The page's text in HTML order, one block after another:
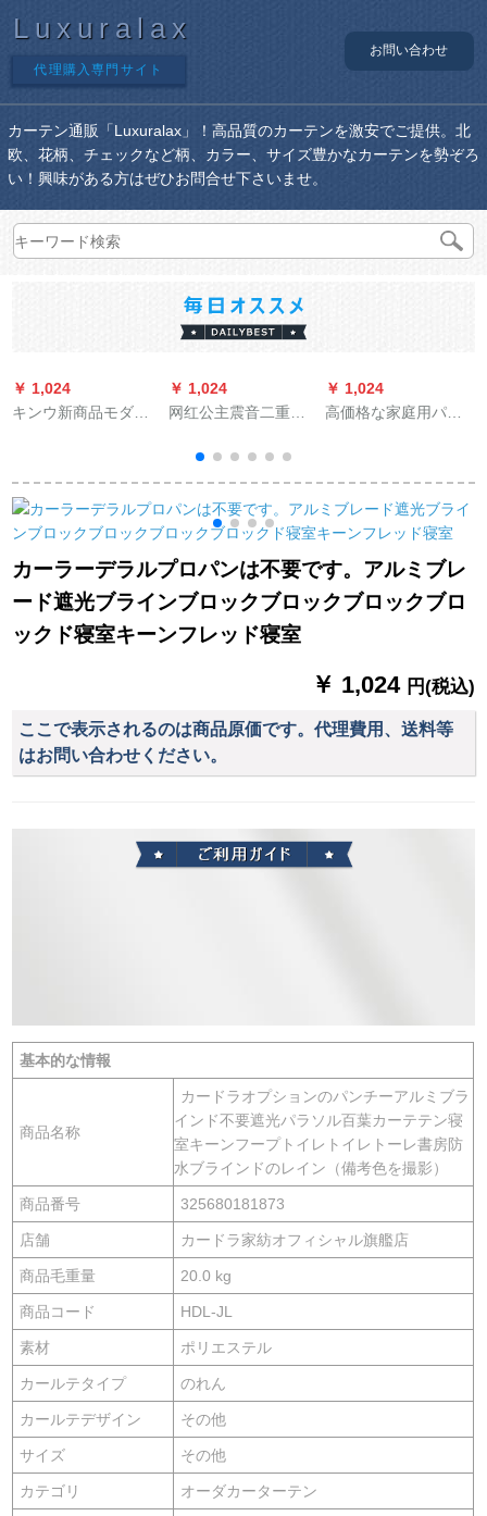
Luxuralax
代理購入専門サイト
お問い合わせ
カーテン通販「Luxuralax」！高品質のカーテンを激安でご提供。北
欧、花柄、チェックなど柄、カラー、サイズ豊かなカーテンを勢ぞろ
い！興味がある方はぜひお問合せ下さいませ。
￥ 1,024
キンウ新商品モダシ
リングリングリング
寝室カーリングリン
グリングオダサイズ1
m*高さ2.7 m単价(ナ
ノリング)が高いで
す。
￥ 1,024
网红公主震音二重层
チを装着していま
す。贴るins寝室のレ
ンタル屋は完全に遮
光オーダです。青い
二重になっていま
す。シリーズックド-
不透過金幅1.2メトル
×高さ2メ-トルです。
￥ 1,024
高価格な家庭用パン
イン家装カーン式リ
ファイン式リファイ
ン型インストカード
テートシステムシス
テム出窓リヴィティ
寝室レストラン书斎
108 B--金の価格は1
平方メトル単位で
す。
カーラーデラルプロパンは不要です。アルミブレ
ード遮光ブラインブロックブロックブロックブロ
ックド寝室キーンフレッド寝室
￥ 1,024 円(税込)
ここで表示されるのは商品原価です。代理費用、送料等
はお問い合わせください。
基本的な情報
商品名称
カードラオプションのパンチーアルミブラ
インド不要遮光パラソル百葉カーテテン寝
室キーンフープトイレトイレトーレ書房防
水ブラインドのレイン（備考色を撮影）
商品番号 325680181873
店舗 カードラ家紡オフィシャル旗艦店
商品毛重量 20.0 kg
商品コード HDL-JL
素材 ポリエステル
カールテタイプ のれん
カールテデザイン その他
サイズ その他
カテゴリ オーダカーターテン